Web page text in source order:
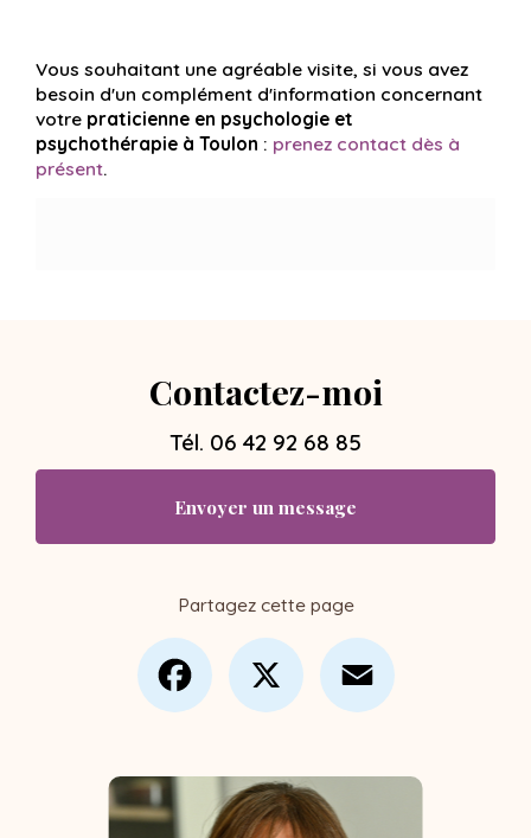
Vous souhaitant une agréable visite, si vous avez
besoin d'un complément d'information concernant
votre praticienne en psychologie et
psychothérapie à Toulon : prenez contact dès à
présent.
Contactez-moi
Tél. 06 42 92 68 85
Envoyer un message
Partagez cette page
Facebook